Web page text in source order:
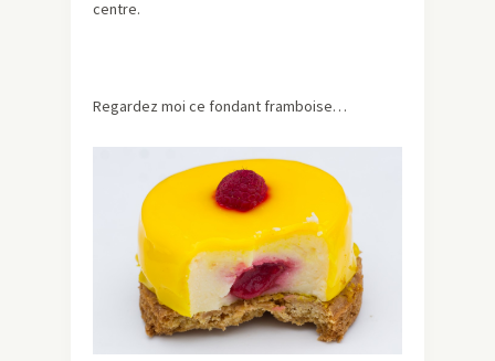
centre.
Regardez moi ce fondant framboise…